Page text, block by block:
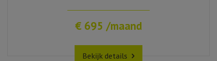
€ 695 /maand
Bekijk details